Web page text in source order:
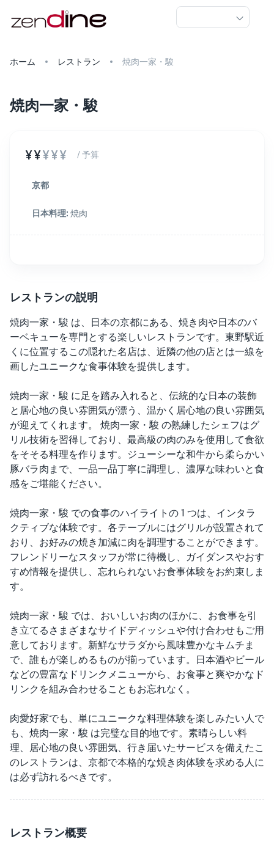
ホーム レストラン 焼肉一家・駿
焼肉一家・駿
¥¥¥¥¥ / 予算
京都
日本料理: 焼肉
レストランの説明
焼肉一家・駿 は、日本の京都にある、焼き肉や日本のバ
ーベキューを専門とする楽しいレストランです。東野駅近
くに位置するこの隠れた名店は、近隣の他の店とは一線を
画したユニークな食事体験を提供します。
焼肉一家・駿 に足を踏み入れると、伝統的な日本の装飾
と居心地の良い雰囲気が漂う、温かく居心地の良い雰囲気
が迎えてくれます。 焼肉一家・駿 の熟練したシェフはグ
リル技術を習得しており、最高級の肉のみを使用して食欲
をそそる料理を作ります。ジューシーな和牛から柔らかい
豚バラ肉まで、一品一品丁寧に調理し、濃厚な味わいと食
感をご堪能ください。
焼肉一家・駿 での食事のハイライトの 1 つは、インタラ
クティブな体験です。各テーブルにはグリルが設置されて
おり、お好みの焼き加減に肉を調理することができます。
フレンドリーなスタッフが常に待機し、ガイダンスやおす
すめ情報を提供し、忘れられないお食事体験をお約束しま
す。
焼肉一家・駿 では、おいしいお肉のほかに、お食事を引
き立てるさまざまなサイドディッシュや付け合わせもご用
意しております。新鮮なサラダから風味豊かなキムチま
で、誰もが楽しめるものが揃っています。日本酒やビール
などの豊富なドリンクメニューから、お食事と爽やかなド
リンクを組み合わせることもお忘れなく。
肉愛好家でも、単にユニークな料理体験を楽しみたい人で
も、焼肉一家・駿 は完璧な目的地です。素晴らしい料
理、居心地の良い雰囲気、行き届いたサービスを備えたこ
のレストランは、京都で本格的な焼き肉体験を求める人に
は必ず訪れるべきです。
レストラン概要